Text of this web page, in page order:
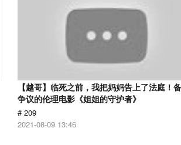
【越哥】临死之前，我把妈妈告上了法庭！
争议的伦理电影《姐姐的守护者》
# 209
2021-08-09 13:46